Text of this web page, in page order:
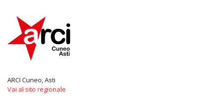
ARCI Cuneo, Asti
Vai al sito regionale